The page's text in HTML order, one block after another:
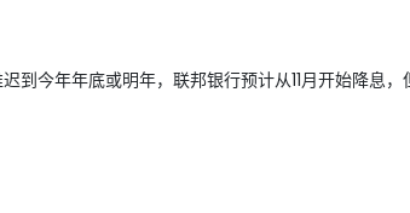
今年年底或明年，联邦银行预计从11月开始降息